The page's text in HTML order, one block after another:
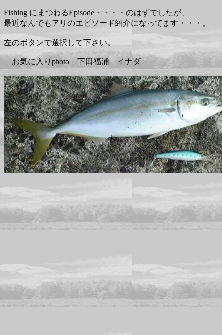
Fishing にまつわるEpisode・・・・のはずでしたが、
最近なんでもアリのエピソード紹介になってます・・・。
左のボタンで選択して下さい。
お気に入りphoto 下田福浦 イナダ